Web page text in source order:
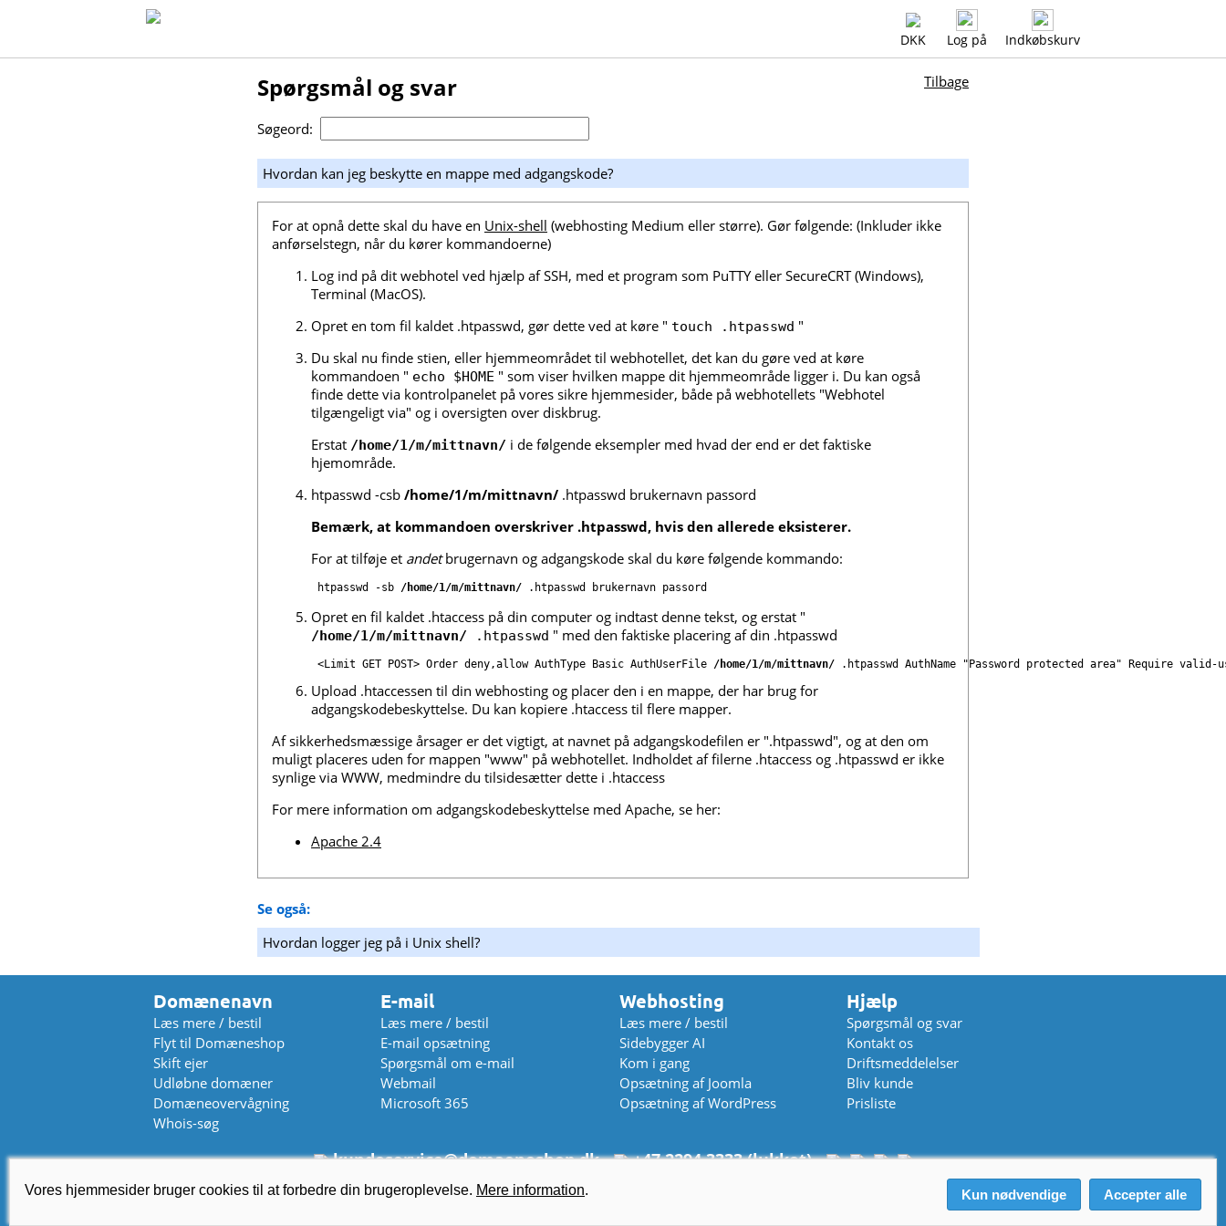
DKK Log på Indkøbskurv
Spørgsmål og svar Tilbage
Søgeord:
Hvordan kan jeg beskytte en mappe med adgangskode?
For at opnå dette skal du have en Unix-shell (webhosting Medium eller større). Gør følgende: (Inkluder ikke
anførselstegn, når du kører kommandoerne)
Log ind på dit webhotel ved hjælp af SSH, med et program som PuTTY eller SecureCRT (Windows),
Terminal (MacOS).
Opret en tom fil kaldet .htpasswd, gør dette ved at køre " touch .htpasswd "
Du skal nu finde stien, eller hjemmeområdet til webhotellet, det kan du gøre ved at køre
kommandoen " echo $HOME " som viser hvilken mappe dit hjemmeområde ligger i. Du kan også
finde dette via kontrolpanelet på vores sikre hjemmesider, både på webhotellets "Webhotel
tilgængeligt via" og i oversigten over diskbrug.
Erstat /home/1/m/mittnavn/ i de følgende eksempler med hvad der end er det faktiske
hjemområde.
htpasswd -csb /home/1/m/mittnavn/ .htpasswd brukernavn passord
Bemærk, at kommandoen overskriver .htpasswd, hvis den allerede eksisterer.
For at tilføje et andetbrugernavn og adgangskode skal du køre følgende kommando:
htpasswd -sb /home/1/m/mittnavn/ .htpasswd brukernavn passord
Opret en fil kaldet .htaccess på din computer og indtast denne tekst, og erstat "
/home/1/m/mittnavn/ .htpasswd " med den faktiske placering af din .htpasswd
<Limit GET POST> Order deny,allow AuthType Basic AuthUserFile /home/1/m/mittnavn/ .htpasswd AuthName "Password protected area" Require valid-
Upload .htaccessen til din webhosting og placer den i en mappe, der har brug for
adgangskodebeskyttelse. Du kan kopiere .htaccess til flere mapper.
Af sikkerhedsmæssige årsager er det vigtigt, at navnet på adgangskodefilen er ".htpasswd", og at den om
muligt placeres uden for mappen "www" på webhotellet. Indholdet af filerne .htaccess og .htpasswd er ikke
synlige via WWW, medmindre du tilsidesætter dette i .htaccess
For mere information om adgangskodebeskyttelse med Apache, se her:
Apache 2.4
Se også:
Hvordan logger jeg på i Unix shell?
Domænenavn
Læs mere / bestil
Flyt til Domæneshop
Skift ejer
Udløbne domæner
Domæneovervågning
Whois-søg
E-mail
Læs mere / bestil
E-mail opsætning
Spørgsmål om e-mail
Webmail
Microsoft 365
Webhosting
Læs mere / bestil
Sidebygger AI
Kom i gang
Opsætning af Joomla
Opsætning af WordPress
Hjælp
Spørgsmål og svar
Kontakt os
Driftsmeddelelser
Bliv kunde
Prisliste
kundeservice@domaeneshop.dk +47 2294 3333 (lukket)
© 2026 Domeneshop AS ·Om os
Vores hjemmesider bruger cookies til at forbedre din brugeroplevelse. Mere information. Kun nødvendige Accepter alle